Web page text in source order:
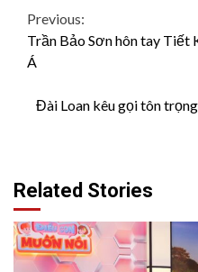
Continue
Reading
Previous:
Trần Bảo Sơn hôn tay Tiết
Á
Đài Loan kêu gọi tôn
Related Stories